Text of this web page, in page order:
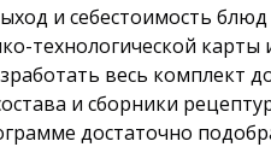
и себестоимость
технологической
весь комплект
и сборники
достаточно